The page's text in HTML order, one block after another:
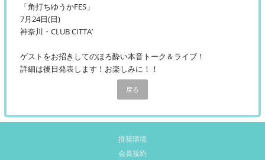
「角打ちゆうかFES」
7月24日(日)
神奈川・CLUB CITTA’
ゲストをお招きしてのほろ酔い本音トーク＆ライブ！
詳細は後日発表します！お楽しみに！！
戻る
推奨環境
会員規約